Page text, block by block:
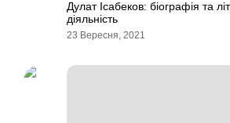
Дулат Ісабеков: біографія та
діяльність
23 Вересня, 2021